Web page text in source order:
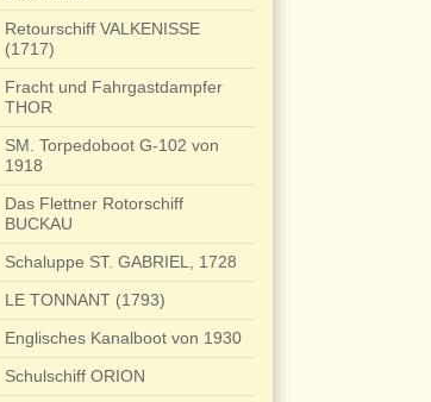
Retourschiff VALKENISSE
(1717)
Fracht und Fahrgastdampfer
THOR
SM. Torpedoboot G-102 von
1918
Das Flettner Rotorschiff
BUCKAU
Schaluppe ST. GABRIEL, 1728
LE TONNANT (1793)
Englisches Kanalboot von 1930
Schulschiff ORION